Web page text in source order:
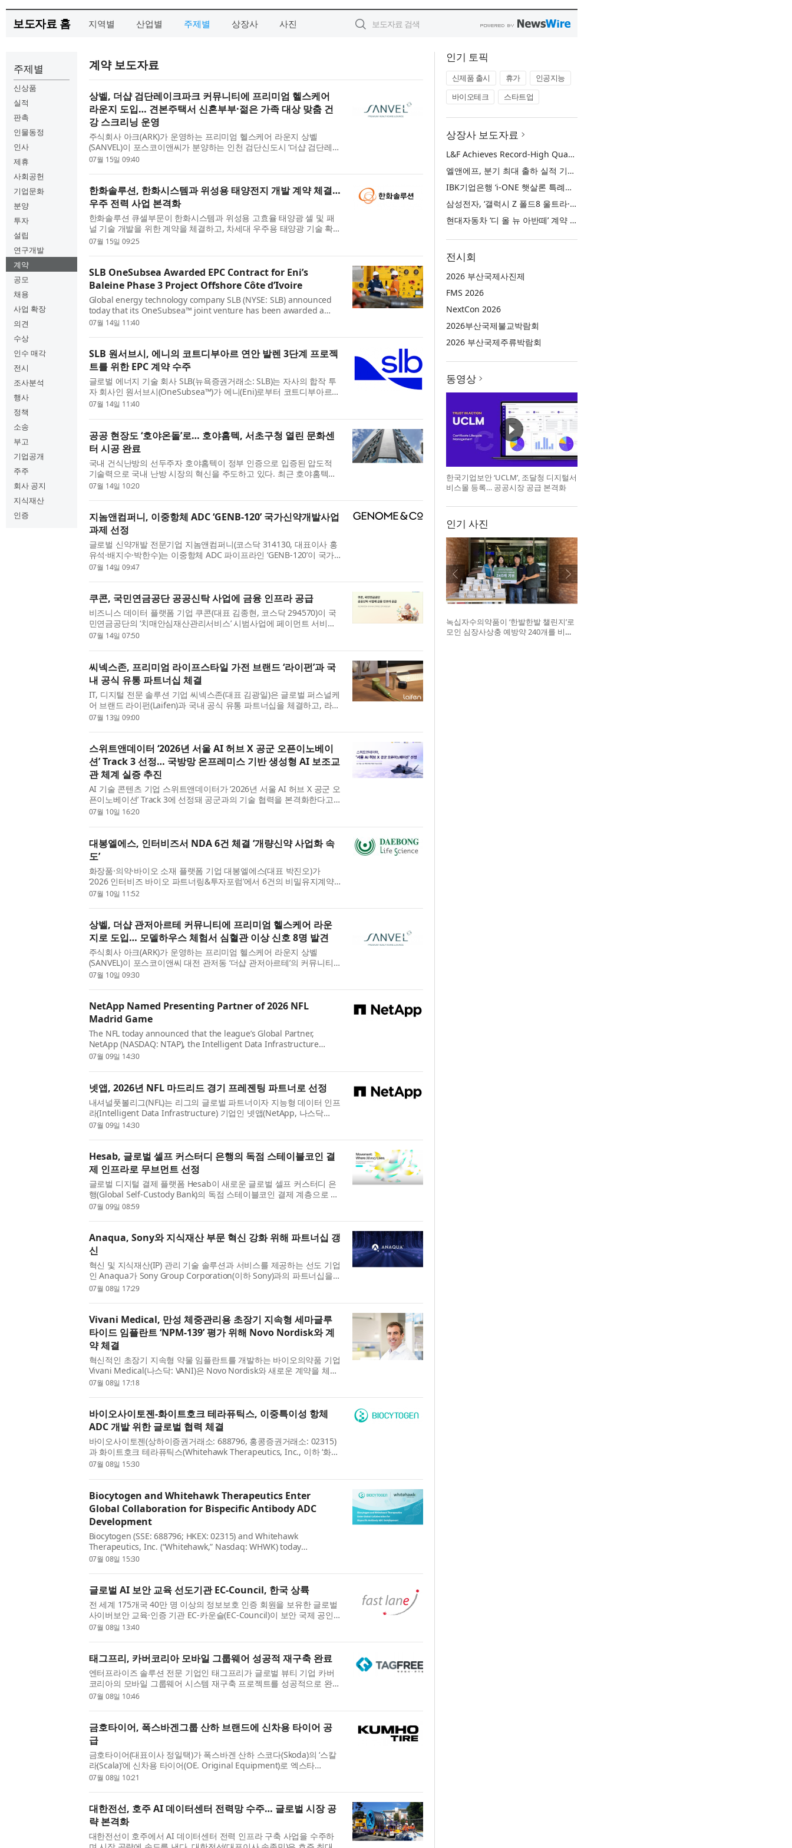
보도자료 홈 지역별 산업별 주제별 상장사 사진
주제별
신상품
실적
판촉
인물동정
인사
제휴
사회공헌
기업문화
분양
투자
설립
연구개발
계약
공모
채용
사업 확장
의견
수상
인수 매각
전시
조사분석
행사
정책
소송
부고
기업공개
주주
회사 공지
지식재산
인증
계약 보도자료
상벨, 더샵 검단레이크파크 커뮤니티에 프리미엄 헬스케어
라운지 도입… 견본주택서 신혼부부·젊은 가족 대상 맞춤 건
강 스크리닝 운영
주식회사 아크(ARK)가 운영하는 프리미엄 헬스케어 라운지 상벨
(SANVEL)이 포스코이앤씨가 분양하는 인천 검단신도시 ‘더샵 검단레이
크파크’의 커뮤니티 시설로 도입된다. 상벨은 혈압, 혈당, 생활습관 관
07월 15일 09:40
한화솔루션, 한화시스템과 위성용 태양전지 개발 계약 체결…
우주 전력 사업 본격화
한화솔루션 큐셀부문이 한화시스템과 위성용 고효율 태양광 셀 및 패
널 기술 개발을 위한 계약을 체결하고, 차세대 우주용 태양광 기술 확
보에 본격적으로 힘을 합친다. 이번 협업은 한화시스템의 우주 역량에
07월 15일 09:25
SLB OneSubsea Awarded EPC Contract for Eni’s
Baleine Phase 3 Project Offshore Côte d’Ivoire
Global energy technology company SLB (NYSE: SLB) announced
today that its OneSubsea™ joint venture has been awarded a
major multi-well engineering, procurement, and construction
07월 14일 11:40
SLB 원서브시, 에니의 코트디부아르 연안 발렌 3단계 프로젝
트를 위한 EPC 계약 수주
글로벌 에너지 기술 회사 SLB(뉴욕증권거래소: SLB)는 자사의 합작 투
자 회사인 원서브시(OneSubsea™)가 에니(Eni)로부터 코트디부아르
연안 심해 발렌(Baleine) 프로젝트 3단계에 대한 주요 다중 유정 설계·
07월 14일 11:40
공공 현장도 ‘호야온돌’로… 호야홈텍, 서초구청 열린 문화센
터 시공 완료
국내 건식난방의 선두주자 호야홈텍이 정부 인증으로 입증된 압도적
기술력으로 국내 난방 시장의 혁신을 주도하고 있다. 최근 호야홈텍은
주거 공간을 넘어 공공기관의 핵심 인프라 구축 현장까지 시공 영역을
07월 14일 10:20
지놈앤컴퍼니, 이중항체 ADC ‘GENB-120’ 국가신약개발사업
과제 선정
글로벌 신약개발 전문기업 지놈앤컴퍼니(코스닥 314130, 대표이사 홍
유석·배지수·박한수)는 이중항체 ADC 파이프라인 ‘GENB-120’이 국가
신약개발사업단(단장 박영민, 이하 ‘사업단’)의 ‘신약 R&D 생태계 구축
07월 14일 09:47
쿠콘, 국민연금공단 공공신탁 사업에 금융 인프라 공급
비즈니스 데이터 플랫폼 기업 쿠콘(대표 김종현, 코스닥 294570)이 국
민연금공단의 ‘치매안심재산관리서비스’ 시범사업에 페이먼트 서비스
를 공급하며 공공신탁 사업의 금융 인프라 구축을 지원했다고 14일 밝
07월 14일 07:50
씨넥스존, 프리미엄 라이프스타일 가전 브랜드 ‘라이펀’과 국
내 공식 유통 파트너십 체결
IT, 디지털 전문 솔루션 기업 씨넥스존(대표 김광일)은 글로벌 퍼스널케
어 브랜드 라이펀(Laifen)과 국내 공식 유통 파트너십을 체결하고, 라이
펀의 주요 제품을 국내 시장에 공식 공급한다고 밝혔다. 라이펀은 세계
07월 13일 09:00
스위트앤데이터 ‘2026년 서울 AI 허브 X 공군 오픈이노베이
션’ Track 3 선정… 국방망 온프레미스 기반 생성형 AI 보조교
관 체계 실증 추진
AI 기술 콘텐츠 기업 스위트앤데이터가 ‘2026년 서울 AI 허브 X 공군 오
픈이노베이션’ Track 3에 선정돼 공군과의 기술 협력을 본격화한다고
밝혔다. Track 3는 국방망 온프레미스 환경을 기반으로 생성형 AI 보조
07월 10일 16:20
대봉엘에스, 인터비즈서 NDA 6건 체결 ‘개량신약 사업화 속
도’
화장품·의약·바이오 소재 플랫폼 기업 대봉엘에스(대표 박진오)가
‘2026 인터비즈 바이오 파트너링&투자포럼’에서 6건의 비밀유지계약
(NDA)을 체결했다. 대봉엘에스는 이번 포럼에서 40여 개 기업·기관과
07월 10일 11:52
상벨, 더샵 관저아르테 커뮤니티에 프리미엄 헬스케어 라운
지로 도입… 모델하우스 체험서 심혈관 이상 신호 8명 발견
주식회사 아크(ARK)가 운영하는 프리미엄 헬스케어 라운지 상벨
(SANVEL)이 포스코이앤씨 대전 관저동 ‘더샵 관저아르테’의 커뮤니티
시설로 도입된다. 상벨은 심전도 분석, 심박변이도 측정, 혈관탄성도
07월 10일 09:30
NetApp Named Presenting Partner of 2026 NFL
Madrid Game
The NFL today announced that the league’s Global Partner,
NetApp (NASDAQ: NTAP), the Intelligent Data Infrastructure
company, will return as Presenting Partner of the 2026 NFL
07월 09일 14:30
넷앱, 2026년 NFL 마드리드 경기 프레젠팅 파트너로 선정
내셔널풋볼리그(NFL)는 리그의 글로벌 파트너이자 지능형 데이터 인프
라(Intelligent Data Infrastructure) 기업인 넷앱(NetApp, 나스닥
NTAP)이 오는 11월 8일(일) 레알 마드리드(Real Madrid C.F.)의 홈구장
07월 09일 14:30
Hesab, 글로벌 셀프 커스터디 은행의 독점 스테이블코인 결
제 인프라로 무브먼트 선정
글로벌 디지털 결제 플랫폼 Hesab이 새로운 글로벌 셀프 커스터디 은
행(Global Self-Custody Bank)의 독점 스테이블코인 결제 계층으로 무
브먼트(Movement)를 선정했다. 글로벌 셀프 커스터디 은행은 신흥국
07월 09일 08:59
Anaqua, Sony와 지식재산 부문 혁신 강화 위해 파트너십 갱
신
혁신 및 지식재산(IP) 관리 기술 솔루션과 서비스를 제공하는 선도 기업
인 Anaqua가 Sony Group Corporation(이하 Sony)과의 파트너십을
갱신했다고 밝혔다. 이번 계약에 따라 Anaqua는 Sony가 지식재산을
07월 08일 17:29
Vivani Medical, 만성 체중관리용 초장기 지속형 세마글루
타이드 임플란트 ‘NPM-139’ 평가 위해 Novo Nordisk와 계
약 체결
혁신적인 초장기 지속형 약물 임플란트를 개발하는 바이오의약품 기업
Vivani Medical(나스닥: VANI)은 Novo Nordisk와 새로운 계약을 체결
했다고 밝혔다. 이번 계약에 따라 Novo Nordisk는 Vivani가 개발 중인
07월 08일 17:18
바이오사이토젠-화이트호크 테라퓨틱스, 이중특이성 항체
ADC 개발 위한 글로벌 협력 체결
바이오사이토젠(상하이증권거래소: 688796, 홍콩증권거래소: 02315)
과 화이트호크 테라퓨틱스(Whitehawk Therapeutics, Inc., 이하 ‘화이
트호크’, 나스닥: WHWK)는 이중특이성 항체-약물 접합체(Bispecific
07월 08일 15:30
Biocytogen and Whitehawk Therapeutics Enter
Global Collaboration for Bispecific Antibody ADC
Development
Biocytogen (SSE: 688796; HKEX: 02315) and Whitehawk
Therapeutics, Inc. (“Whitehawk,” Nasdaq: WHWK) today
announced a global collaboration to develop bispecific antibody-
07월 08일 15:30
글로벌 AI 보안 교육 선도기관 EC-Council, 한국 상륙
전 세계 175개국 40만 명 이상의 정보보호 인증 회원을 보유한 글로벌
사이버보안 교육·인증 기관 EC-카운슬(EC-Council)이 보안 국제 공인
콘텐츠를 본격적으로 국내에 들여온다. EC-카운슬은 윤리적 해킹 자격
07월 08일 13:40
태그프리, 카버코리아 모바일 그룹웨어 성공적 재구축 완료
엔터프라이즈 솔루션 전문 기업인 태그프리가 글로벌 뷰티 기업 카버
코리아의 모바일 그룹웨어 시스템 재구축 프로젝트를 성공적으로 완료
하고 정식 서비스를 개시했다고 밝혔다. 이번 모바일 그룹웨어 재구축
07월 08일 10:46
금호타이어, 폭스바겐그룹 산하 브랜드에 신차용 타이어 공
급
금호타이어(대표이사 정일택)가 폭스바겐 산하 스코다(Skoda)의 ‘스칼
라(Scala)’에 신차용 타이어(OE. Original Equipment)로 엑스타
(ECSTA) HS52를 공급한다. 공급되는 사이즈는 각각 205/55R16,
07월 08일 10:21
대한전선, 호주 AI 데이터센터 전력망 수주… 글로벌 시장 공
략 본격화
대한전선이 호주에서 AI 데이터센터 전력 인프라 구축 사업을 수주하
인기 토픽
신제품 출시 휴가
인공지능
바이오테크
스타트업
상장사 보도자료
L&F Achieves Record-High Quarterly Shipments, Begins LFP Supply for North American ESS in Q3 Advancing its Two-Track NCM and LFP Growth Strategy
엘앤에프, 분기 최대 출하 실적 기록… 3분기 북미 ESS향 LFP 공급 착수 NCM+LFP ‘2-Track’ 성장 전략 실현
IBK기업은행 ‘i-ONE 햇살론 특례보증’ 출시
삼성전자, ‘갤럭시 Z 폴드8 울트라·폴드8·플립8’과 ‘갤럭시 워치 울트라2·워치9’ 국내 공식 출시
현대자동차 ‘디 올 뉴 아반떼’ 계약 첫날 1만 대 돌파
전시회
2026 부산국제사진제
FMS 2026
NextCon 2026
2026부산국제불교박람회
2026 부산국제주류박람회
동영상
한국기업보안 ‘UCLM’, 조달청 디지털서
비스몰 등록… 공공시장 공급 본격화
인기 사진
녹십자수의약품이 ‘한발한발 챌린지’로
모인 심장사상충 예방약 240개를 비글